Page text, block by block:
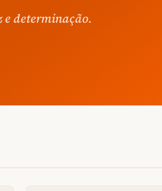
e determinação.